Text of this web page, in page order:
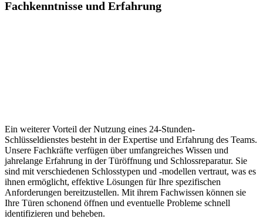
Fachkenntnisse und Erfahrung
Ein weiterer Vorteil der Nutzung eines 24-Stunden-
Schlüsseldienstes besteht in der Expertise und Erfahrung des Teams.​
Unsere Fachkräfte verfügen über umfangreiches Wissen und
jahrelange Erfahrung in der Türöffnung und Schlossreparatur. Sie
sind mit verschiedenen Schlosstypen und -modellen vertraut, was es
ihnen ermöglicht, effektive Lösungen für Ihre spezifischen
Anforderungen bereitzustellen. Mit ihrem Fachwissen können sie
Ihre Türen schonend öffnen und eventuelle Probleme schnell
identifizieren und beheben.​